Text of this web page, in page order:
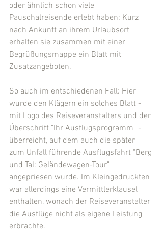
oder ähnlich schon viele
Pauschalreisende erlebt haben: Kurz
nach Ankunft an ihrem Urlaubsort
erhalten sie zusammen mit einer
Begrüßungsmappe ein Blatt mit
Zusatzangeboten.
So auch im entschiedenen Fall: Hier
wurde den Klägern ein solches Blatt -
mit Logo des Reiseveranstalters und der
Überschrift "Ihr Ausflugsprogramm" -
überreicht, auf dem auch die später
zum Unfall führende Ausflugsfahrt "Berg
und Tal: Geländewagen-Tour"
angepriesen wurde. Im Kleingedruckten
war allerdings eine Vermittlerklausel
enthalten, wonach der Reiseveranstalter
die Ausflüge nicht als eigene Leistung
erbrachte.